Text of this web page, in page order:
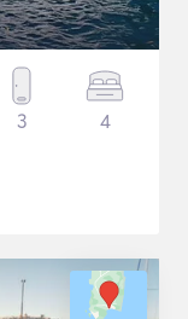
3 4